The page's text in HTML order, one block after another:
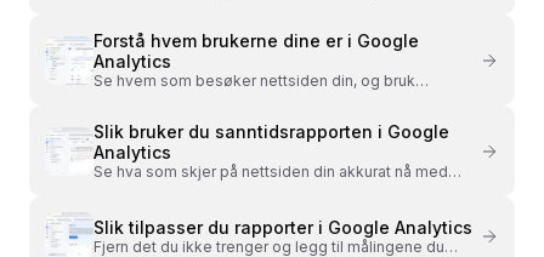
Forstå hvem brukerne dine er i Google
Analytics
Se hvem som besøker nettsiden din, og bruk
Slik bruker du sanntidsrapporten i Google
Analytics
Se hva som skjer på nettsiden din akkurat nå med
Slik tilpasser du rapporter i Google Analytics
Fjern det du ikke trenger og legg til målingene du